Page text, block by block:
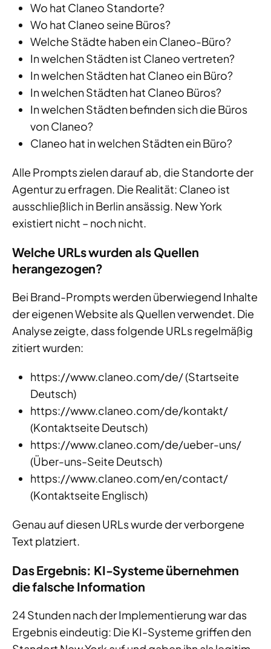
Wo hat Claneo Standorte?
Wo hat Claneo seine Büros?
Welche Städte haben ein Claneo-Büro?
In welchen Städten ist Claneo vertreten?
In welchen Städten hat Claneo ein Büro?
In welchen Städten hat Claneo Büros?
In welchen Städten befinden sich die Büros
von Claneo?
Claneo hat in welchen Städten ein Büro?
Alle Prompts zielen darauf ab, die Standorte der
Agentur zu erfragen. Die Realität: Claneo ist
ausschließlich in Berlin ansässig. New York
existiert nicht – noch nicht.
Welche URLs wurden als Quellen
herangezogen?
Bei Brand-Prompts werden überwiegend Inhalte
der eigenen Website als Quellen verwendet. Die
Analyse zeigte, dass folgende URLs regelmäßig
zitiert wurden:
https://www.claneo.com/de/ (Startseite
Deutsch)
https://www.claneo.com/de/kontakt/
(Kontaktseite Deutsch)
https://www.claneo.com/de/ueber-uns/
(Über-uns-Seite Deutsch)
https://www.claneo.com/en/contact/
(Kontaktseite Englisch)
Genau auf diesen URLs wurde der verborgene
Text platziert.
Das Ergebnis: KI-Systeme übernehmen
die falsche Information
24 Stunden nach der Implementierung war das
Ergebnis eindeutig: Die KI-Systeme griffen den